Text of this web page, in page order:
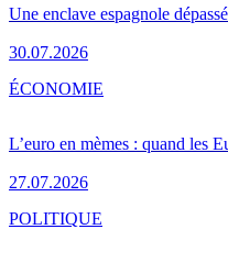
Une enclave espagnole
30.07.2026
L’euro en mèmes : quand les
27.07.2026
ÉCONOMIE
POLITIQUE